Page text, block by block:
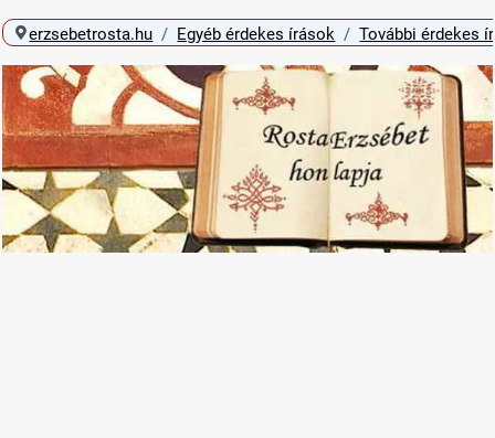
erzsebetrosta.hu Egyéb érdekes írások További érdekes